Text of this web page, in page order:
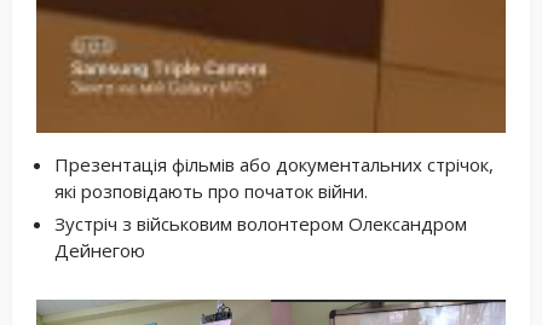
Презентація фільмів або документальних стрічок,
які розповідають про початок війни.
Зустріч з військовим волонтером Олександром
Дейнегою